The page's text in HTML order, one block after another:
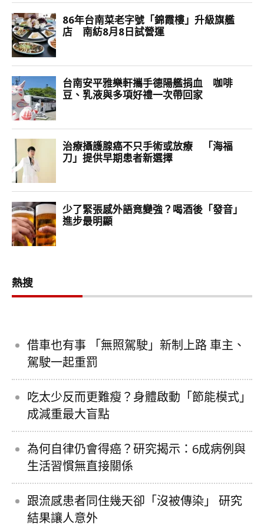
熱搜
借車也有事 「無照駕駛」新制上路 車主、
駕駛一起重罰
吃太少反而更難瘦？身體啟動「節能模式」
成減重最大盲點
為何自律仍會得癌？研究揭示：6成病例與
生活習慣無直接關係
跟流感患者同住幾天卻「沒被傳染」 研究
結果讓人意外